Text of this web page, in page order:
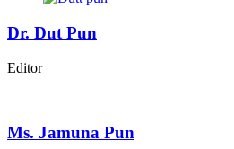
Dr. Dut Pun
Editor
Ms. Jamuna Pun